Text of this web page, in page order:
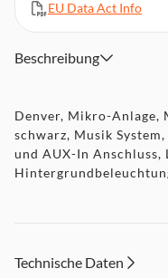
EU Data Act Info
Beschreibung
Denver, Mikro-Anlage,
schwarz, Musik
und AUX-In
Technische Daten